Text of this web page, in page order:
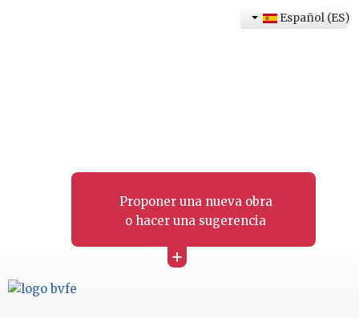
Proponer una nueva obra
o hacer una sugerencia
+
Español (ES)